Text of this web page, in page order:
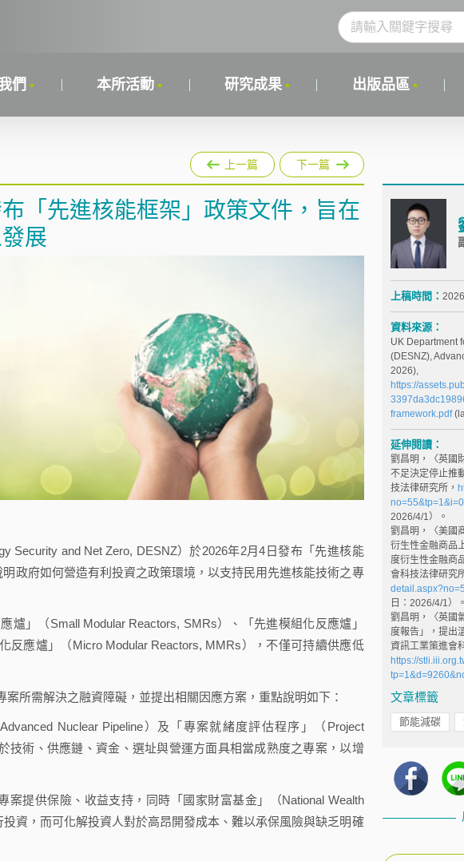
們 本所活動 研究成果 出版品區
上一篇 下一篇
「先進核能框架」政策文件，旨在
展
Security and Net Zero, DESNZ）於2026年2月4日發布「先進核能
政府如何營造有利投資之政策環境，以支持民用先進核能技術之專
」（Small Modular Reactors, SMRs）、「先進模組化反應爐」
反應爐」（Micro Modular Reactors, MMRs），不僅可持續供應低
所需解決之融資障礙，並提出相關因應方案，重點說明如下：
Nuclear Pipeline）及「專案就緒度評估程序」（Project
技術、供應鏈、資金、選址與營運方面具相當成熟度之專案，以增
案提供保險、收益支持，同時「國家財富基金」（National Wealth
資，而可化解投資人對於高昂開發成本、難以承保風險與缺乏明確
上稿時間：
資料來源：
UK Department
(DESNZ),
2026),
https://
framework.pdf
延伸閱讀：
劉昌明，〈英國
不足決定停止推
技法律研究所，
2026/4/1）。
劉昌明，〈美國
衍生性金融商品
度衍生性金融商
會科技法律研究
日：2026/4/1）。
劉昌明，〈英國
度報告」，提出
資訊工業策進會
https://
文章標籤
節能減碳